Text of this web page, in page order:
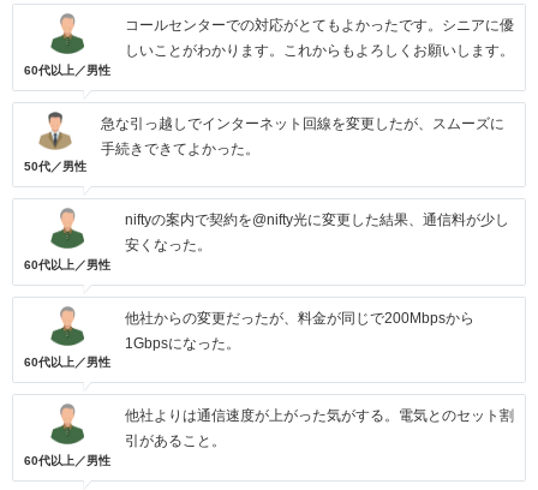
60代以上／男性
コールセンターでの対応がとてもよかったです。シニアに優
しいことがわかります。これからもよろしくお願いします。
50代／男性
急な引っ越しでインターネット回線を変更したが、スムーズに
手続きできてよかった。
60代以上／男性
niftyの案内で契約を@nifty光に変更した結果、通信料が少し
安くなった。
60代以上／男性
他社からの変更だったが、料金が同じで200Mbpsから
1Gbpsになった。
60代以上／男性
他社よりは通信速度が上がった気がする。電気とのセット割
引があること。